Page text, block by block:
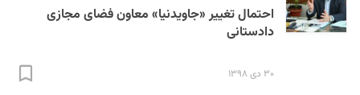
احتمال تغییر «جاویدنیا» معاون فضای مجازی
دادستانی
۳۰ دی ۱۳۹۸